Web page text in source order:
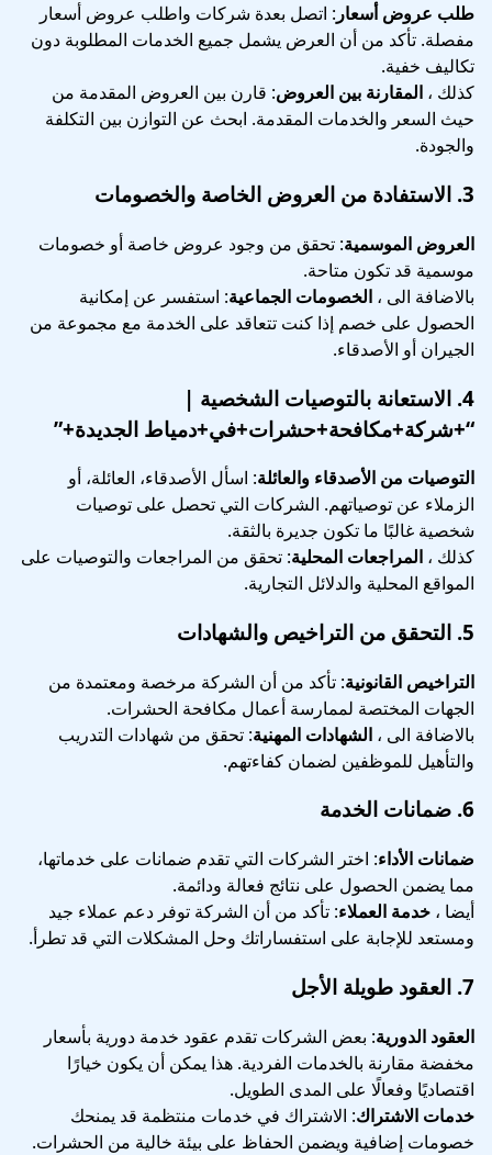
طلب عروض أسعار: اتصل بعدة شركات واطلب عروض أسعار
مفصلة. تأكد من أن العرض يشمل جميع الخدمات المطلوبة دون
تكاليف خفية.
كذلك ، المقارنة بين العروض: قارن بين العروض المقدمة من
حيث السعر والخدمات المقدمة. ابحث عن التوازن بين التكلفة
والجودة.
3. الاستفادة من العروض الخاصة والخصومات
العروض الموسمية: تحقق من وجود عروض خاصة أو خصومات
موسمية قد تكون متاحة.
بالاضافة الى ، الخصومات الجماعية: استفسر عن إمكانية
الحصول على خصم إذا كنت تتعاقد على الخدمة مع مجموعة من
الجيران أو الأصدقاء.
4. الاستعانة بالتوصيات الشخصية |
“+شركة+مكافحة+حشرات+في+دمياط الجديدة+”
التوصيات من الأصدقاء والعائلة: اسأل الأصدقاء، العائلة، أو
الزملاء عن توصياتهم. الشركات التي تحصل على توصيات
شخصية غالبًا ما تكون جديرة بالثقة.
كذلك ، المراجعات المحلية: تحقق من المراجعات والتوصيات على
المواقع المحلية والدلائل التجارية.
5. التحقق من التراخيص والشهادات
التراخيص القانونية: تأكد من أن الشركة مرخصة ومعتمدة من
الجهات المختصة لممارسة أعمال مكافحة الحشرات.
بالاضافة الى ، الشهادات المهنية: تحقق من شهادات التدريب
والتأهيل للموظفين لضمان كفاءتهم.
6. ضمانات الخدمة
ضمانات الأداء: اختر الشركات التي تقدم ضمانات على خدماتها،
مما يضمن الحصول على نتائج فعالة ودائمة.
أيضا ، خدمة العملاء: تأكد من أن الشركة توفر دعم عملاء جيد
ومستعد للإجابة على استفساراتك وحل المشكلات التي قد تطرأ.
7. العقود طويلة الأجل
العقود الدورية: بعض الشركات تقدم عقود خدمة دورية بأسعار
مخفضة مقارنة بالخدمات الفردية. هذا يمكن أن يكون خيارًا
اقتصاديًا وفعالًا على المدى الطويل.
خدمات الاشتراك: الاشتراك في خدمات منتظمة قد يمنحك
خصومات إضافية ويضمن الحفاظ على بيئة خالية من الحشرات.